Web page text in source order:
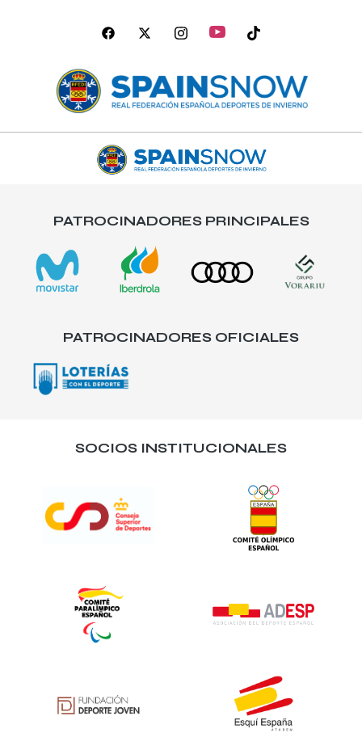
PATROCINADORES PRINCIPALES
PATROCINADORES OFICIALES
SOCIOS INSTITUCIONALES